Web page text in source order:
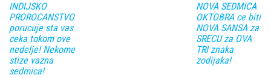
INDIJSKO
PROROCANSTVO
porucuje sta vas
ceka tokom ove
nedelje! Nekome
stize vazna
sedmica!
NOVA SEDMICA
OKTOBRA ce biti
NOVA SANSA za
SRECU za OVA
TRI znaka
zodijaka!